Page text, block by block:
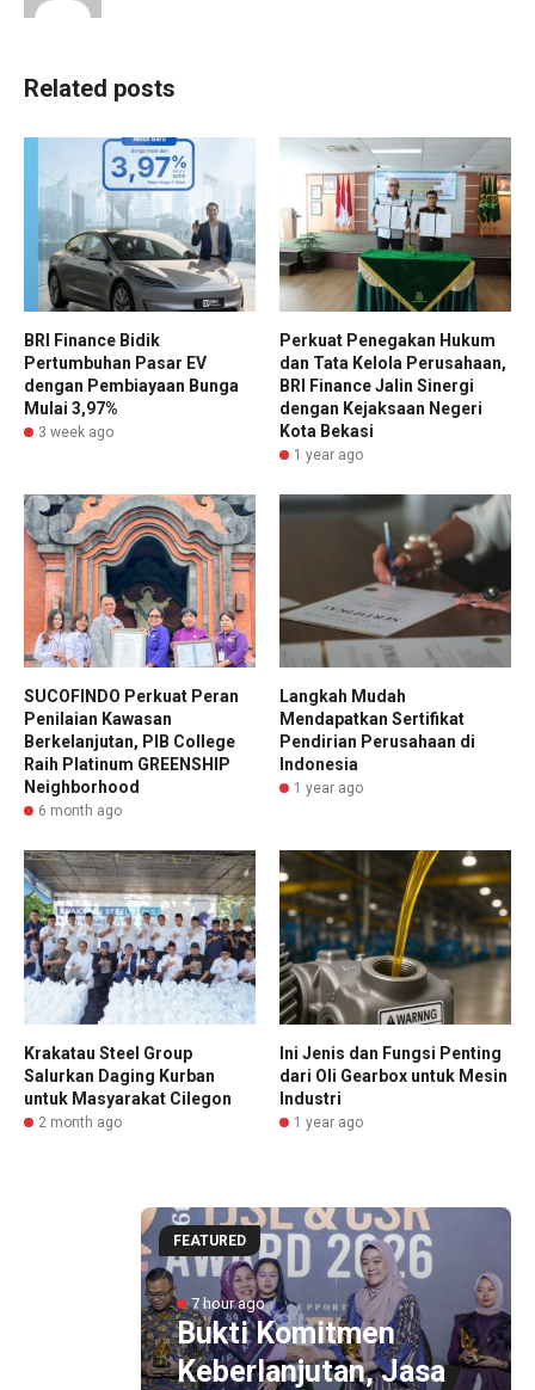
Related posts
BRI Finance Bidik
Pertumbuhan Pasar EV
dengan Pembiayaan Bunga
Mulai 3,97%
3 week ago
Perkuat Penegakan Hukum
dan Tata Kelola Perusahaan,
BRI Finance Jalin Sinergi
dengan Kejaksaan Negeri
Kota Bekasi
1 year ago
SUCOFINDO Perkuat Peran
Penilaian Kawasan
Berkelanjutan, PIB College
Raih Platinum GREENSHIP
Neighborhood
6 month ago
Langkah Mudah
Mendapatkan Sertifikat
Pendirian Perusahaan di
Indonesia
1 year ago
Krakatau Steel Group
Salurkan Daging Kurban
untuk Masyarakat Cilegon
2 month ago
Ini Jenis dan Fungsi Penting
dari Oli Gearbox untuk Mesin
Industri
1 year ago
FEATURED
7 hour ago
Bukti Komitmen
Keberlanjutan, Jasa